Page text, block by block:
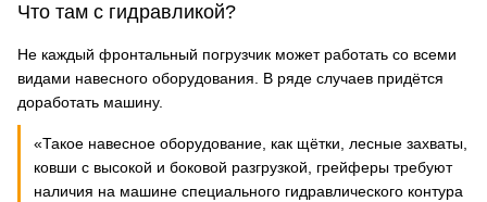
Что там с гидравликой?
Не каждый фронтальный погрузчик может работать со всеми
видами навесного оборудования. В ряде случаев придётся
доработать машину.
«Такое навесное оборудование, как щётки, лесные захваты,
ковши с высокой и боковой разгрузкой, грейферы требуют
наличия на машине специального гидравлического контура